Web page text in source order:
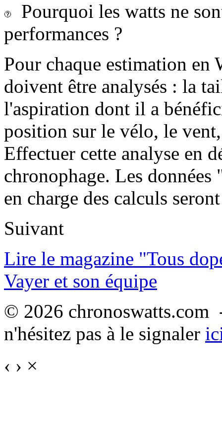
Pourquoi les watts ne
performances ?
Pour chaque estimation en
doivent être analysés : la
l'aspiration dont il a
position sur le vélo, le
Effectuer cette analyse en
chronophage. Les
en charge des calculs
Suivant
Lire le magazine "Tous
Vayer et son équipe
© 2026
n'hésitez pas à le signaler
‹ › ×